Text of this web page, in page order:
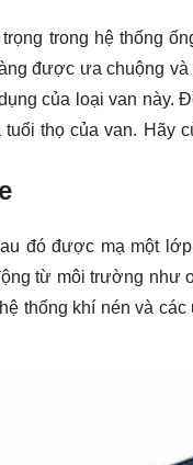
trong hệ thống
được ưa chuộng
của loại van này.
thọ của van. Hãy
đó được mạ một
từ môi trường như
thống khí nén và